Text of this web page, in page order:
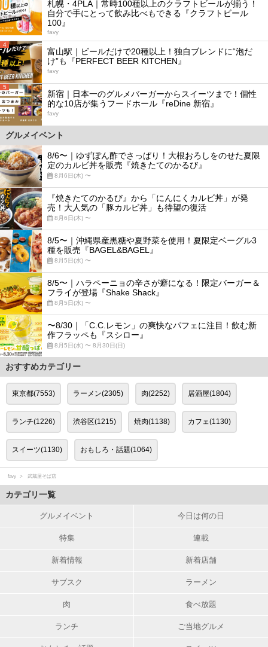
札幌・4PLA｜常時100種以上のクラフトビールが揃う！
自分で手にとって飲み比べもできる『クラフトビール
100』
favy
4
富山駅｜ビールだけで20種以上！独自ブレンドに“泡だ
け”も『PERFECT BEER KITCHEN』
favy
5
新宿｜日本一のグルメバーガーからスイーツまで！個性
的な10店が集うフードホール『reDine 新宿』
favy
グルメイベント
8/6〜｜ゆずぽん酢でさっぱり！大根おろしをのせた夏限
定のカルビ丼を販売『焼きたてのかるび』
8月6日(木) 〜
『焼きたてのかるび』から「にんにくカルビ丼」が発
売！大人気の「豚カルビ丼」も待望の復活
8月6日(木) 〜
8/5〜｜沖縄県産黒糖や夏野菜を使用！夏限定ベーグル3
種を販売『BAGEL&BAGEL』
8月5日(水) 〜
8/5〜｜ハラペーニョの辛さが癖になる！限定バーガー＆
フライが登場『Shake Shack』
8月5日(水) 〜
〜8/30｜「C.C.レモン」の爽快なパフェに注目！飲む新
作フラッペも『スシロー』
8月5日(水) 〜 8月30日(日)
おすすめカテゴリー
東京都(7553) ラーメン(2305) 肉(2252) 居酒屋(1804)
ランチ(1226) 渋谷区(1215) 焼肉(1138) カフェ(1130)
スイーツ(1130) おもしろ・話題(1064)
favy 武蔵屋そば店
カテゴリ一覧
グルメイベント 今日は何の日
特集 連載
新着情報 新着店舗
サブスク ラーメン
肉 食べ放題
ランチ ご当地グルメ